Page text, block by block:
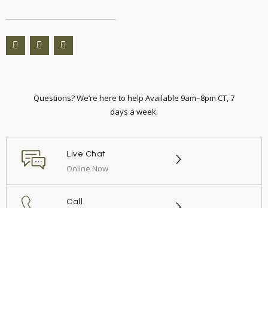
Questions? We’re here to help Available 9am–8pm CT, 7
days a week.
Live Chat
Online Now
Call